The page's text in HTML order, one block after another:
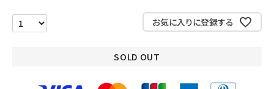
meeting_room 会員登録
お気に入りに登録する
SOLD OUT